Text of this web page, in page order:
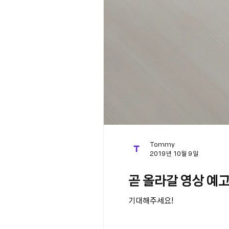
곧 올라갈 영상 예
기대해주세요!
Tommy
2019년 10월 9일